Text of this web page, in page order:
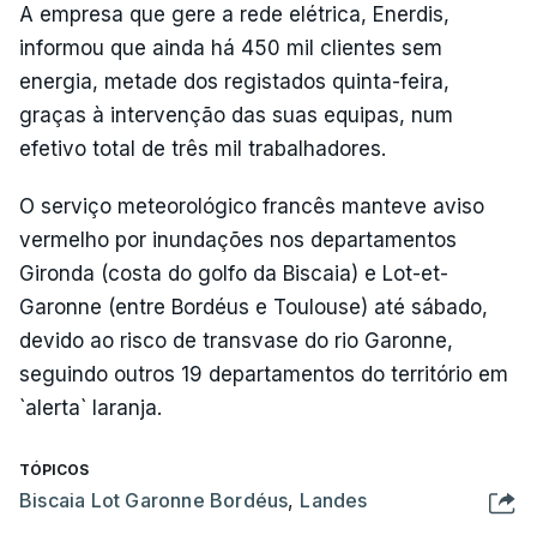
A empresa que gere a rede elétrica, Enerdis,
informou que ainda há 450 mil clientes sem
energia, metade dos registados quinta-feira,
graças à intervenção das suas equipas, num
efetivo total de três mil trabalhadores.
O serviço meteorológico francês manteve aviso
vermelho por inundações nos departamentos
Gironda (costa do golfo da Biscaia) e Lot-et-
Garonne (entre Bordéus e Toulouse) até sábado,
devido ao risco de transvase do rio Garonne,
seguindo outros 19 departamentos do território em
`alerta` laranja.
TÓPICOS
Biscaia Lot Garonne Bordéus, Landes